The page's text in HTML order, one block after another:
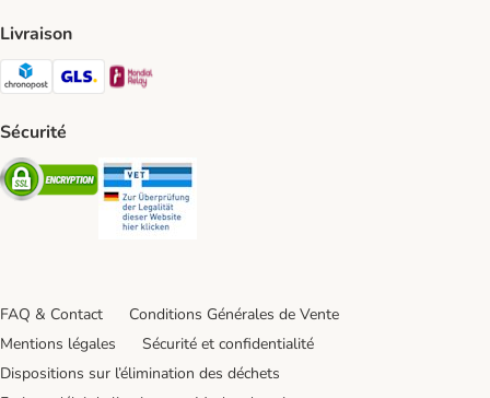
Livraison
Chronopost Shipping Method
GLS Shipping Method
Sécurité
Security
FAQ & Contact
Conditions Générales de Vente
Mentions légales
Sécurité et confidentialité
Dispositions sur l’élimination des déchets